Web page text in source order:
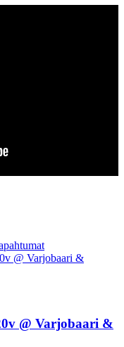
@ Varjobaari &
@ Varjobaari &